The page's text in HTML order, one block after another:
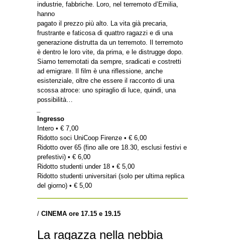
industrie, fabbriche. Loro, nel terremoto d’Emilia,
hanno
pagato il prezzo più alto. La vita già precaria,
frustrante e faticosa di quattro ragazzi e di una
generazione distrutta da un terremoto. Il terremoto
è dentro le loro vite, da prima, e le distrugge dopo.
Siamo terremotati da sempre, sradicati e costretti
ad emigrare. Il film è una riflessione, anche
esistenziale, oltre che essere il racconto di una
scossa atroce: uno spiraglio di luce, quindi, una
possibilità…
Ingresso
Intero • € 7,00
Ridotto soci UniCoop Firenze • € 6,00
Ridotto over 65 (fino alle ore 18.30, esclusi festivi e
prefestivi) • € 6,00
Ridotto studenti under 18 • € 5,00
Ridotto studenti universitari (solo per ultima replica
del giorno) • € 5,00
/ CINEMA ore 17.15 e 19.15
La ragazza nella nebbia